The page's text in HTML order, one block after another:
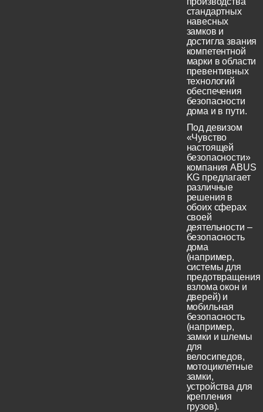
стандартных
навесных
замков и
достигла звания
компетентной
марки в области
превентивных
технологий
обеспечения
безопасности
дома и в пути.
Под девизом
«Чувство
настоящей
безопасности»
компания ABUS
KG предлагает
различные
решения в
обоих сферах
своей
деятельности –
безопасность
дома
(например,
системы для
предотвращения
взлома окон и
дверей) и
мобильная
безопасность
(например,
замки и шлемы
для
велосипедов,
мотоциклетные
замки,
устройства для
крепления
грузов).